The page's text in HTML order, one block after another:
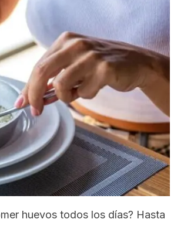
huevos todos los días? Hasta